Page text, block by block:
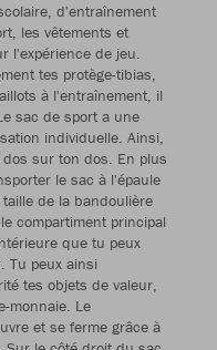
d'entraînement
les vêtements et
l'expérience de jeu.
tes protège-tibias,
à l'entraînement, il
sac de sport a une
individuelle. Ainsi,
sur ton dos. En plus
le sac à l'épaule
de la bandoulière
compartiment principal
que tu peux
Tu peux ainsi
tes objets de valeur,
monnaie. Le
et se ferme grâce à